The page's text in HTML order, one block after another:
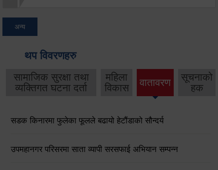
अन्य
थप विवरणहरु
सामाजिक सुरक्षा तथा
व्यक्तिगत घटना दर्ता
महिला
विकास
वातावरण
सूचनाको
हक
सडक किनारमा फुलेका फूलले बढायो हेटौंडाको सौन्दर्य
उपमहानगर परिसरमा साता व्यापी सरसफाई अभियान सम्पन्न